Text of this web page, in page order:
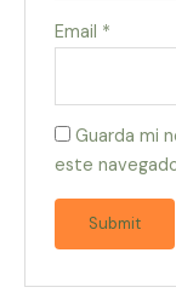
Email *
Guarda mi
este